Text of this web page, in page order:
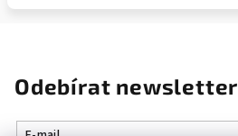
Odebírat newsletter